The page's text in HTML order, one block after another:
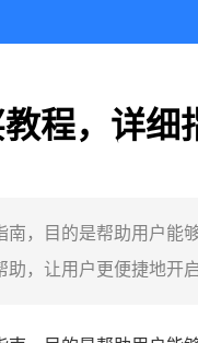
程，详细
，目的是帮助用户
，让用户更便捷地开